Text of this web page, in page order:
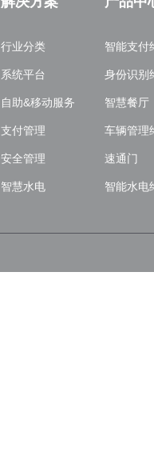
行业分类
系统平台
自助&移动服务
支付管理
安全管理
智慧水电
智能支付
身份识别
智慧餐厅
车辆管理
速通门
智能水电